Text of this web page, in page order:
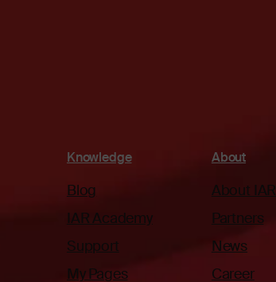
Knowledge
Blog
IAR Academy
Support
My Pages
About
About IAR
Partners
News
Career